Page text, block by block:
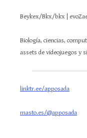
Beykex/Bkx/bkx |
Biología, ciencias,
assets de videojuegos y
linktr.ee/apposada
masto.es/@apposada